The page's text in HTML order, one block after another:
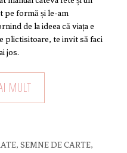
pe formă și le-am
de la ideea că viața e
plictisitoare, te invit să faci
jos.
MULT
, SEMNE DE CARTE,